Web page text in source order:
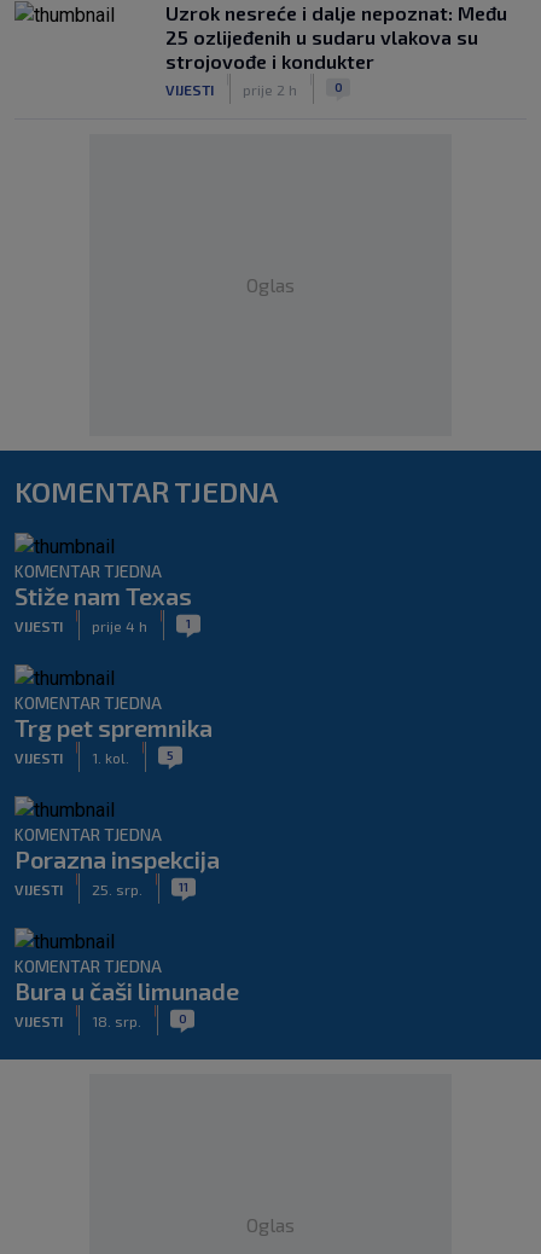
Uzrok nesreće i dalje nepoznat: Među
25 ozlijeđenih u sudaru vlakova su
strojovođe i kondukter
VIJESTI prije 2 h 0
Oglas
KOMENTAR TJEDNA
KOMENTAR TJEDNA
Stiže nam Texas
VIJESTI prije 4 h 1
KOMENTAR TJEDNA
Trg pet spremnika
VIJESTI 1. kol. 5
KOMENTAR TJEDNA
Porazna inspekcija
VIJESTI 25. srp. 11
KOMENTAR TJEDNA
Bura u čaši limunade
VIJESTI 18. srp. 0
Oglas